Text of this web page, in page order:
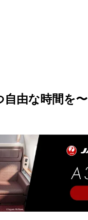
由な時間を〜